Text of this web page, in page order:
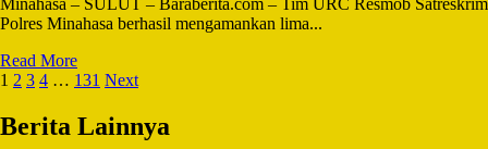
Kakas
Minahasa – SULUT – Baraberita.com – Tim URC Resmob Satreskrim
Polres Minahasa berhasil mengamankan lima...
Read MoreRead
more
Buntut
Laporan
Paginasi
pos
1 2 3 4 … 131 Next
Berita Lainnya